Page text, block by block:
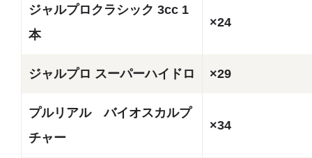
ジャルプロクラシック 3cc 1
本
×24
ジャルプロ スーパーハイドロ ×29
プルリアル バイオスカルプ
チャー
×34